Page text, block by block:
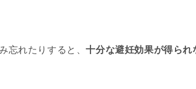
忘れたりすると、十分な避妊効果が得られ